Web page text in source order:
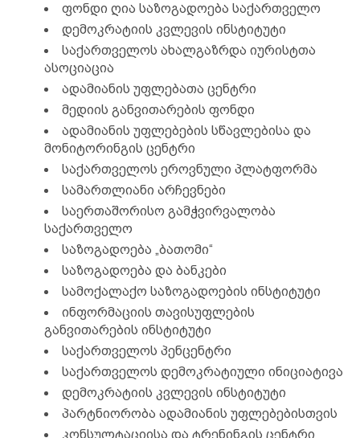
ფონდი ღია საზოგადოება საქართველო
დემოკრატიის კვლევის ინსტიტუტი
საქართველოს ახალგაზრდა იურისტთა
ასოციაცია
ადამიანის უფლებათა ცენტრი
მედიის განვითარების ფონდი
ადამიანის უფლებების სწავლებისა და
მონიტორინგის ცენტრი
საქართველოს ეროვნული პლატფორმა
სამართლიანი არჩევნები
საერთაშორისო გამჭვირვალობა
საქართველო
საზოგადოება „ბათომი“
საზოგადოება და ბანკები
სამოქალაქო საზოგადოების ინსტიტუტი
ინფორმაციის თავისუფლების
განვითარების ინსტიტუტი
საქართველოს პენცენტრი
საქართველოს დემოკრატიული ინიციატივა
დემოკრატიის კვლევის ინსტიტუტი
პარტნიორობა ადამიანის უფლებებისთვის
კონსულტაციისა და ტრენინგის ცენტრი